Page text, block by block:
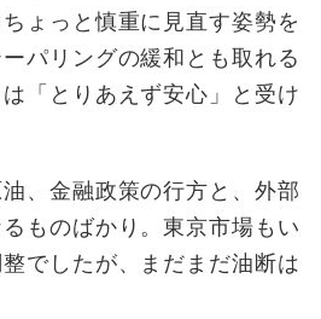
ょっと慎重に見直す姿勢を
パリングの緩和とも取れる
「とりあえず安心」と受け
、金融政策の行方と、外部
ものばかり。東京市場もい
でしたが、まだまだ油断は